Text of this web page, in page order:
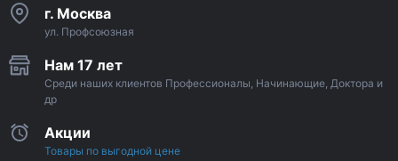
г. Москва
ул. Профсоюзная
Нам 17 лет
Среди наших клиентов Профессионалы, Начинающие, Доктора и
др
Акции
Товары по выгодной цене